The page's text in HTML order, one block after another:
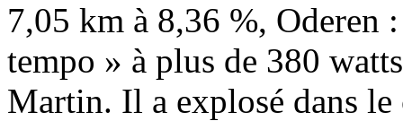
7,05 km à 8,36 %, Oderen
tempo » à plus de 380
Martin. Il a explosé dans